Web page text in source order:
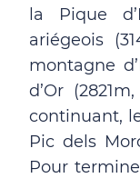
la Pique
ariégeois
montagne
d’Or
continuant,
Pic dels
Pour